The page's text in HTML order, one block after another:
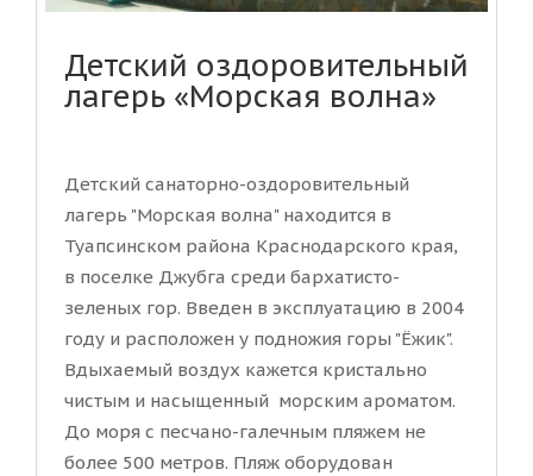
Детский оздоровительный
лагерь «Морская волна»
Детский санаторно-оздоровительный
лагерь "Морская волна" находится в
Туапсинском района Краснодарского края,
в поселке Джубга среди бархатисто-
зеленых гор. Введен в эксплуатацию в 2004
году и расположен у подножия горы "Ёжик".
Вдыхаемый воздух кажется кристально
чистым и насыщенный морским ароматом.
До моря с песчано-галечным пляжем не
более 500 метров. Пляж оборудован